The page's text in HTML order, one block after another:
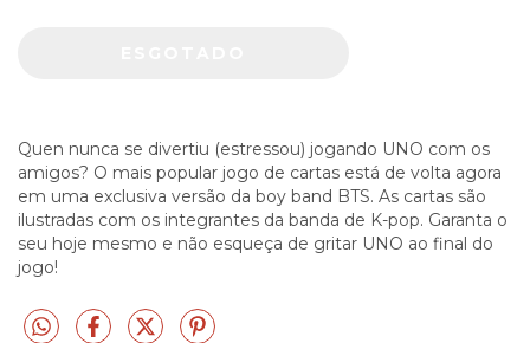
Quen nunca se divertiu (estressou) jogando UNO com os
amigos? O mais popular jogo de cartas está de volta agora
em uma exclusiva versão da boy band BTS. As cartas são
ilustradas com os integrantes da banda de K-pop. Garanta o
seu hoje mesmo e não esqueça de gritar UNO ao final do
jogo!